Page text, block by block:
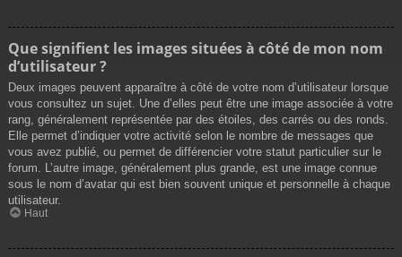
Que signifient les images situées à côté de mon nom
d’utilisateur ?
Deux images peuvent apparaître à côté de votre nom d’utilisateur lorsque
vous consultez un sujet. Une d’elles peut être une image associée à votre
rang, généralement représentée par des étoiles, des carrés ou des ronds.
Elle permet d’indiquer votre activité selon le nombre de messages que
vous avez publié, ou permet de différencier votre statut particulier sur le
forum. L’autre image, généralement plus grande, est une image connue
sous le nom d’avatar qui est bien souvent unique et personnelle à chaque
utilisateur.
Haut